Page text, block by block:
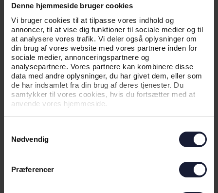
Denne hjemmeside bruger cookies
Vi bruger cookies til at tilpasse vores indhold og
annoncer, til at vise dig funktioner til sociale medier og til
at analysere vores trafik. Vi deler også oplysninger om
din brug af vores website med vores partnere inden for
sociale medier, annonceringspartnere og
analysepartnere. Vores partnere kan kombinere disse
data med andre oplysninger, du har givet dem, eller som
de har indsamlet fra din brug af deres tjenester. Du
samtykker til vores cookies, hvis du fortsætter med at
anvende vores hjemmeside.
Nødvendig
Præferencer
RELATEREDE NYHEDER
NEXT UP LYNGBY BOLDKLUB